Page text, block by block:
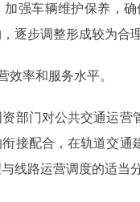
强车辆维护保养，
逐步调整形成较为合
率和服务水平。
门对公共交通运营
接配合，在轨道交
线路运营调度的适当